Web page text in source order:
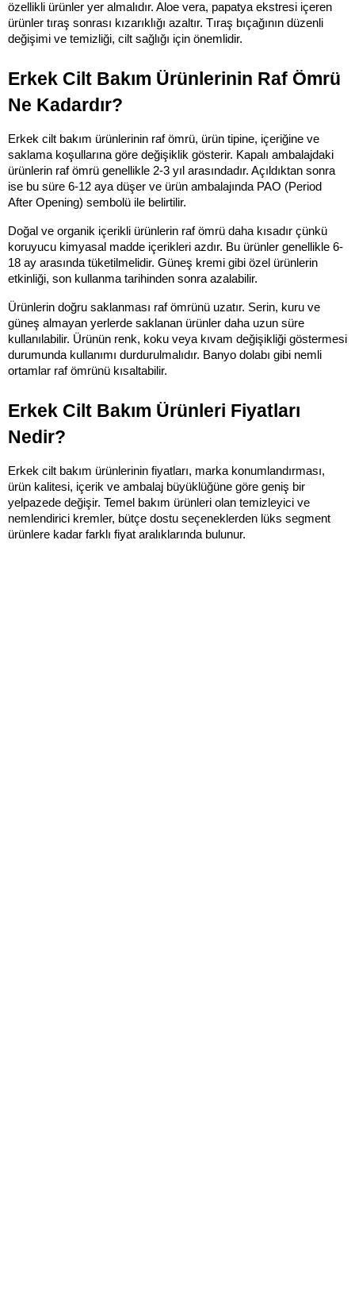
özellikli ürünler yer almalıdır. Aloe vera, papatya ekstresi içeren
ürünler tıraş sonrası kızarıklığı azaltır. Tıraş bıçağının düzenli
değişimi ve temizliği, cilt sağlığı için önemlidir.
Erkek Cilt Bakım Ürünlerinin Raf Ömrü
Ne Kadardır?
Erkek cilt bakım ürünlerinin raf ömrü, ürün tipine, içeriğine ve
saklama koşullarına göre değişiklik gösterir. Kapalı ambalajdaki
ürünlerin raf ömrü genellikle 2-3 yıl arasındadır. Açıldıktan sonra
ise bu süre 6-12 aya düşer ve ürün ambalajında PAO (Period
After Opening) sembolü ile belirtilir.
Doğal ve organik içerikli ürünlerin raf ömrü daha kısadır çünkü
koruyucu kimyasal madde içerikleri azdır. Bu ürünler genellikle 6-
18 ay arasında tüketilmelidir. Güneş kremi gibi özel ürünlerin
etkinliği, son kullanma tarihinden sonra azalabilir.
Ürünlerin doğru saklanması raf ömrünü uzatır. Serin, kuru ve
güneş almayan yerlerde saklanan ürünler daha uzun süre
kullanılabilir. Ürünün renk, koku veya kıvam değişikliği göstermesi
durumunda kullanımı durdurulmalıdır. Banyo dolabı gibi nemli
ortamlar raf ömrünü kısaltabilir.
Erkek Cilt Bakım Ürünleri Fiyatları
Nedir?
Erkek cilt bakım ürünlerinin fiyatları, marka konumlandırması,
ürün kalitesi, içerik ve ambalaj büyüklüğüne göre geniş bir
yelpazede değişir. Temel bakım ürünleri olan temizleyici ve
nemlendirici kremler, bütçe dostu seçeneklerden lüks segment
ürünlere kadar farklı fiyat aralıklarında bulunur.